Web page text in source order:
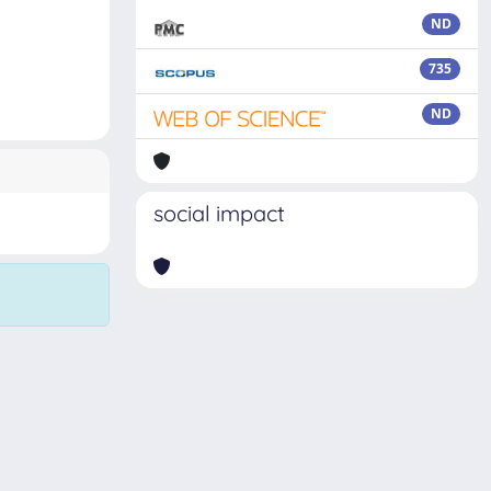
ND
735
ND
social impact